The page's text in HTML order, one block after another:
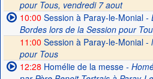
pour Tous, vendredi 7 aout
10:00 Session à Paray-le-Monial-
Bordes lors de la Session pour
11:00 Session à Paray-le-Monial -
pour Tous
12:28 Homélie de la messe-